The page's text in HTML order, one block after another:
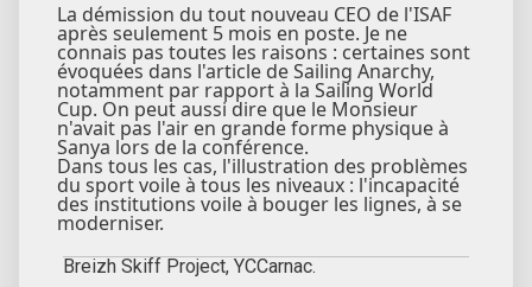
La démission du tout nouveau CEO de l'ISAF
après seulement 5 mois en poste. Je ne
connais pas toutes les raisons : certaines sont
évoquées dans l'article de Sailing Anarchy,
notamment par rapport à la Sailing World
Cup. On peut aussi dire que le Monsieur
n'avait pas l'air en grande forme physique à
Sanya lors de la conférence.
Dans tous les cas, l'illustration des problèmes
du sport voile à tous les niveaux : l'incapacité
des institutions voile à bouger les lignes, à se
moderniser.
Breizh Skiff Project, YCCarnac.